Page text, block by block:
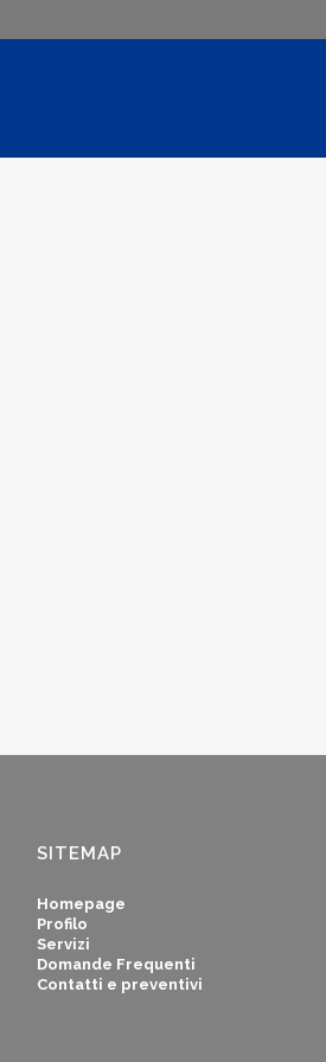
SITEMAP
Homepage
Profilo
Servizi
Domande Frequenti
Contatti e preventivi